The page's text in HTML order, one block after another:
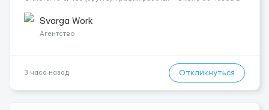
переработки. Дата начала: — Как можно скорее....
Svarga Work
Агентство
3 часа назад Откликнуться